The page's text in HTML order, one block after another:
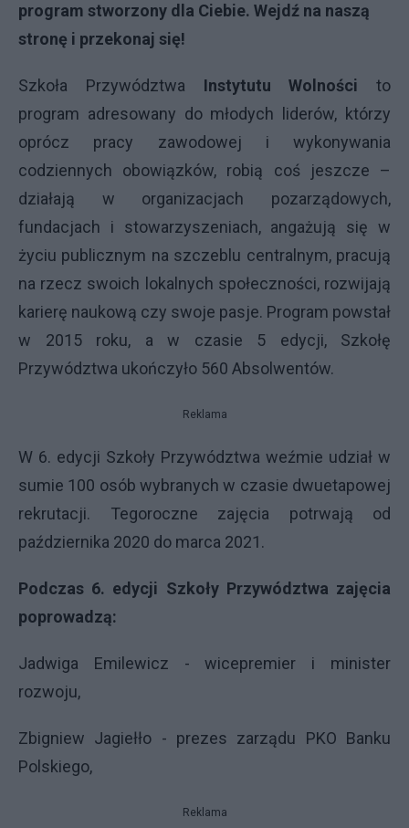
program stworzony dla Ciebie. Wejdź na naszą
stronę i przekonaj się!
Szkoła Przywództwa Instytutu Wolności to
program adresowany do młodych liderów, którzy
oprócz pracy zawodowej i wykonywania
codziennych obowiązków, robią coś jeszcze –
działają w organizacjach pozarządowych,
fundacjach i stowarzyszeniach, angażują się w
życiu publicznym na szczeblu centralnym, pracują
na rzecz swoich lokalnych społeczności, rozwijają
karierę naukową czy swoje pasje. Program powstał
w 2015 roku, a w czasie 5 edycji, Szkołę
Przywództwa ukończyło 560 Absolwentów.
Reklama
W 6. edycji Szkoły Przywództwa weźmie udział w
sumie 100 osób wybranych w czasie dwuetapowej
rekrutacji. Tegoroczne zajęcia potrwają od
października 2020 do marca 2021.
Podczas 6. edycji Szkoły Przywództwa zajęcia
poprowadzą:
Jadwiga Emilewicz - wicepremier i minister
rozwoju,
Zbigniew Jagiełło - prezes zarządu PKO Banku
Polskiego,
Reklama